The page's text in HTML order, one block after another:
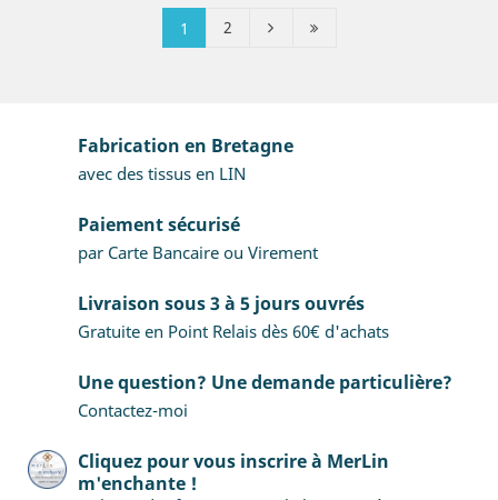
1 2
Fabrication en Bretagne
avec des tissus en LIN
Paiement sécurisé
par Carte Bancaire ou Virement
Livraison sous 3 à 5 jours ouvrés
Gratuite en Point Relais dès 60€ d'achats
Une question? Une demande particulière?
Contactez-moi
Cliquez pour vous inscrire à MerLin
m'enchante !